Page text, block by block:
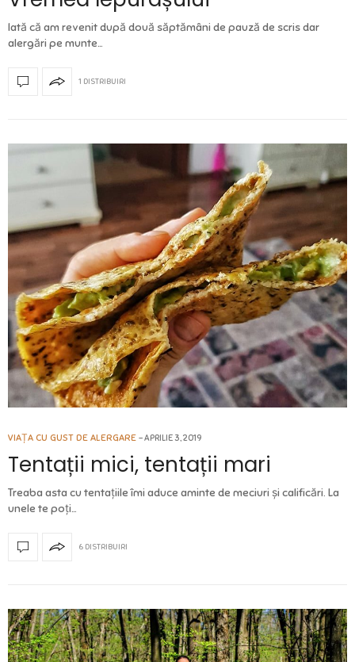
Iată că am revenit după două săptămâni de pauză de scris dar
alergări pe munte…
1 DISTRIBUIRI
VIAȚA CU GUST DE ALERGARE APRILIE 3, 2019
Tentații mici, tentații mari
Treaba asta cu tentațiile îmi aduce aminte de meciuri și calificări. La
unele te poți…
6 DISTRIBUIRI